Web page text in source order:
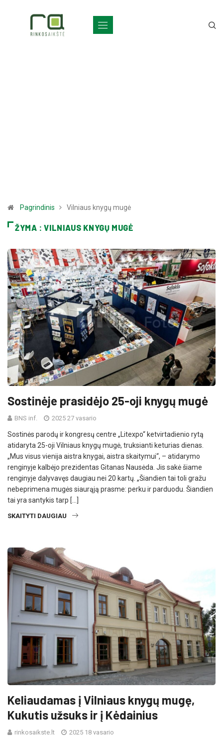
Pagrindinis Vilniaus knygų mugė
ŽYMA : VILNIAUS KNYGŲ MUGĖ
Sostinėje prasidėjo 25-oji knygų mugė
BNS inf. 2025 27 vasario
Sostinės parodų ir kongresų centre „Litexpo“ ketvirtadienio rytą
atidaryta 25-oji Vilniaus knygų mugė, truksianti keturias dienas.
„Mus visus vienija aistra knygai, aistra skaitymui“, – atidarymo
renginyje kalbėjo prezidentas Gitanas Nausėda. Jis sakė šiame
renginyje dalyvavęs daugiau nei 20 kartų. „Šiandien tai toli gražu
nebeprimena mugės siaurąją prasme: perku ir parduodu. Šiandien
tai yra santykis tarp […]
SKAITYTI DAUGIAU
Keliaudamas į Vilniaus knygų mugę,
Kukutis užsuks ir į Kėdainius
rinkosaikste.lt 2025 18 vasario